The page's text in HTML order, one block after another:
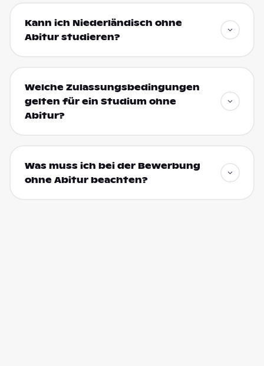
Kann ich Niederländisch ohne
Abitur studieren?
Welche Zulassungsbedingungen
gelten für ein Studium ohne
Abitur?
Was muss ich bei der Bewerbung
ohne Abitur beachten?